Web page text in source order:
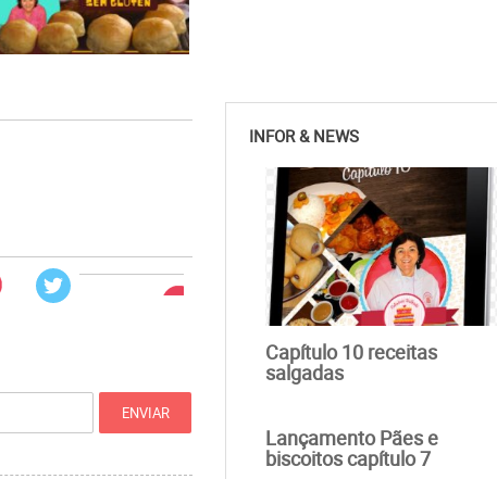
INFOR & NEWS
Capítulo 10 receitas
salgadas
Lançamento Pães e
biscoitos capítulo 7